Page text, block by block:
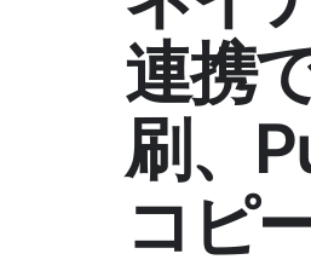
連携
刷、
コピ